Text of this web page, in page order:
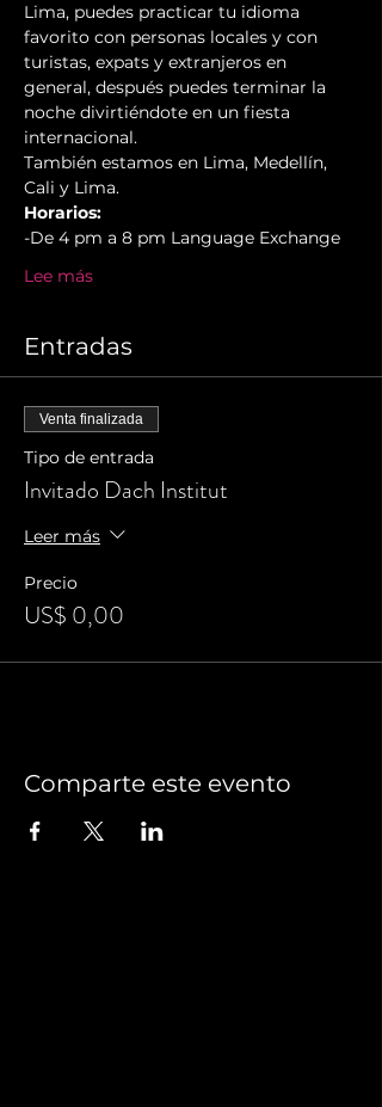
Lima, puedes practicar tu idioma
favorito con personas locales y con
turistas, expats y extranjeros en
general, después puedes terminar la
noche divirtiéndote en un fiesta
internacional.
También estamos en Lima, Medellín,
Cali y Lima.
Horarios:
-De 4 pm a 8 pm Language Exchange
Lee más
Entradas
Venta finalizada
Tipo de entrada
Invitado Dach Institut
Leer más
Precio
US$ 0,00
Comparte este evento